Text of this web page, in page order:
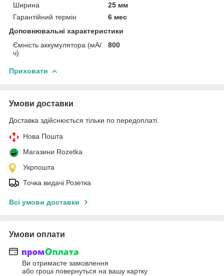
Ширина
25 мм
Гарантійний термін
6 мес
Доповнювальні характеристики
Ємність аккумулятора (мА/
ч)
800
Приховати
Умови доставки
Доставка здійснюється тільки по передоплаті.
Нова Пошта
Магазини Rozetka
Укрпошта
Точка видачі Розетка
Всі умови доставки
Умови оплати
Ви отримаєте замовлення
або гроші повернуться на вашу картку